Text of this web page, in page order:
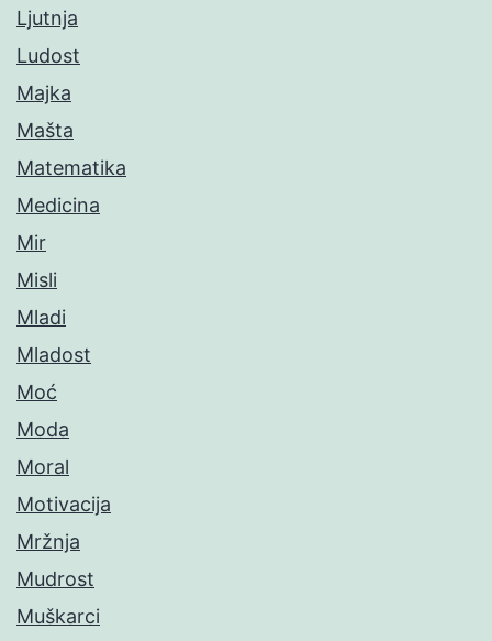
Ljutnja
Ludost
Majka
Mašta
Matematika
Medicina
Mir
Misli
Mladi
Mladost
Moć
Moda
Moral
Motivacija
Mržnja
Mudrost
Muškarci